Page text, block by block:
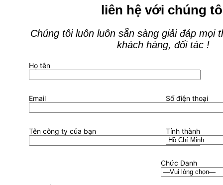
liên hệ với chúng
Chúng tôi luôn luôn sẵn sàng giải đáp mọi
khách hàng, đối tác !
Họ tên
Email Số điện thoại
Tên công ty của bạn Tỉnh thành
Chức Danh